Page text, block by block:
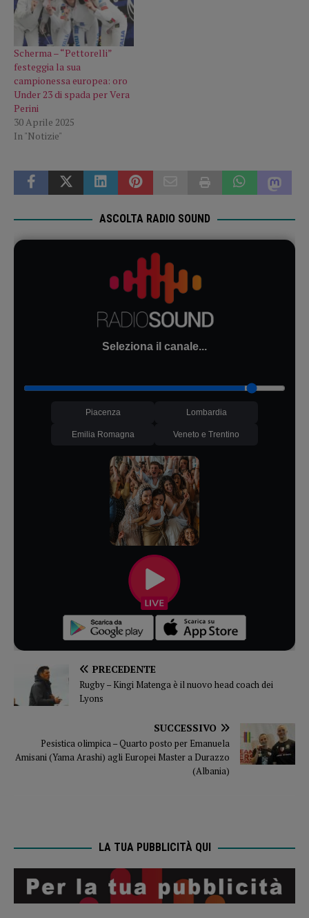
Scherma – “Pettorelli”
festeggia la sua
campionessa europea: oro
Under 23 di spada per Vera
Perini
30 Aprile 2025
In "Notizie"
ASCOLTA RADIO SOUND
Seleziona il canale...
Piacenza Lombardia
Emilia Romagna Veneto e Trentino
PRECEDENTE
Rugby – Kingi Matenga è il nuovo head coach dei
Lyons
SUCCESSIVO
Pesistica olimpica – Quarto posto per Emanuela
Amisani (Yama Arashi) agli Europei Master a Durazzo
(Albania)
LA TUA PUBBLICITÀ QUI